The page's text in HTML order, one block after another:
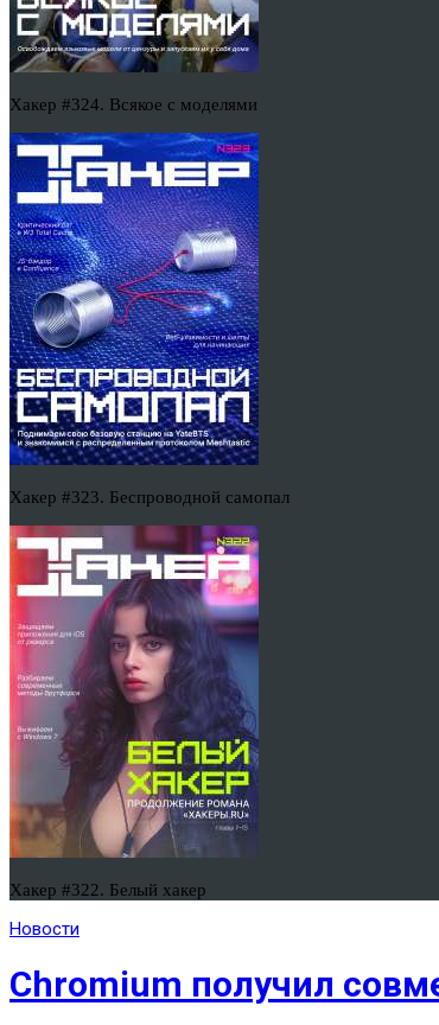
Хакер #324. Всякое с моделями
Хакер #323. Беспроводной самопал
Хакер #322. Белый хакер
Новости
Chromium получил